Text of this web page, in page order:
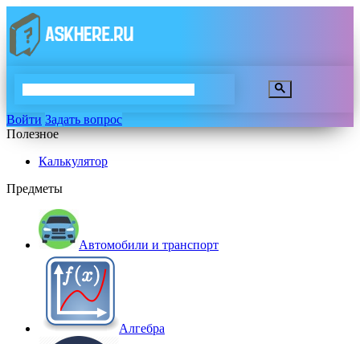
Войти Задать вопрос
Полезное
Калькулятор
Предметы
Автомобили и транспорт
Алгебра